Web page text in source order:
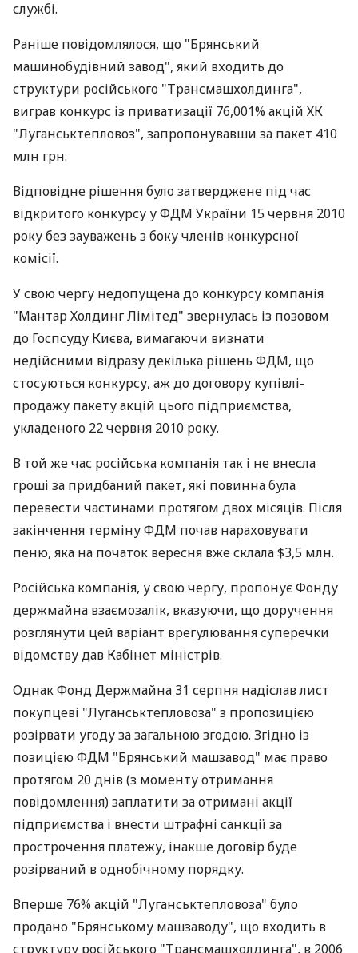
службі.
Раніше повідомлялося, що "Брянський
машинобудівний завод", який входить до
структури російського "Трансмашхолдинга",
виграв конкурс із приватизації 76,001% акцій ХК
"Луганськтепловоз", запропонувавши за пакет 410
млн грн.
Відповідне рішення було затверджене під час
відкритого конкурсу у ФДМ України 15 червня 2010
року без зауважень з боку членів конкурсної
комісії.
У свою чергу недопущена до конкурсу компанія
"Мантар Холдинг Лімітед" звернулась із позовом
до Госпсуду Києва, вимагаючи визнати
недійсними відразу декілька рішень ФДМ, що
стосуються конкурсу, аж до договору купівлі-
продажу пакету акцій цього підприємства,
укладеного 22 червня 2010 року.
В той же час російська компанія так і не внесла
гроші за придбаний пакет, які повинна була
перевести частинами протягом двох місяців. Після
закінчення терміну ФДМ почав нараховувати
пеню, яка на початок вересня вже склала $3,5 млн.
Російська компанія, у свою чергу, пропонує Фонду
держмайна взаємозалік, вказуючи, що доручення
розглянути цей варіант врегулювання суперечки
відомству дав Кабінет міністрів.
Однак Фонд Держмайна 31 серпня надіслав лист
покупцеві "Луганськтепловоза" з пропозицією
розірвати угоду за загальною згодою. Згідно із
позицією ФДМ "Брянський машзавод" має право
протягом 20 днів (з моменту отримання
повідомлення) заплатити за отримані акції
підприємства і внести штрафні санкції за
прострочення платежу, інакше договір буде
розірваний в однобічному порядку.
Вперше 76% акцій "Луганськтепловоза" було
продано "Брянському машзаводу", що входить в
структуру російського "Трансмашхолдинга", в 2006